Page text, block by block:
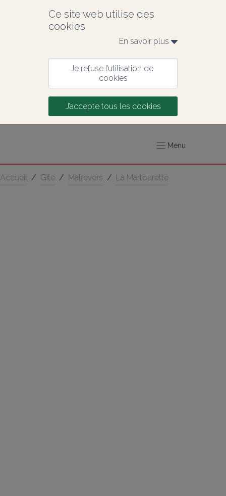
Ce site web utilise des
cookies
En savoir plus
Je refuse l’utilisation de
cookies
J’accepte tous les cookies
Menu
Accueil / Gîte / Malrevers / La Martourette